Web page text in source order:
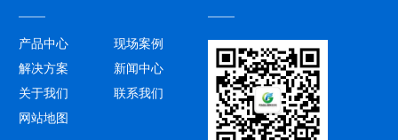
产品中心
现场案例
解决方案
新闻中心
关于我们
联系我们
网站地图